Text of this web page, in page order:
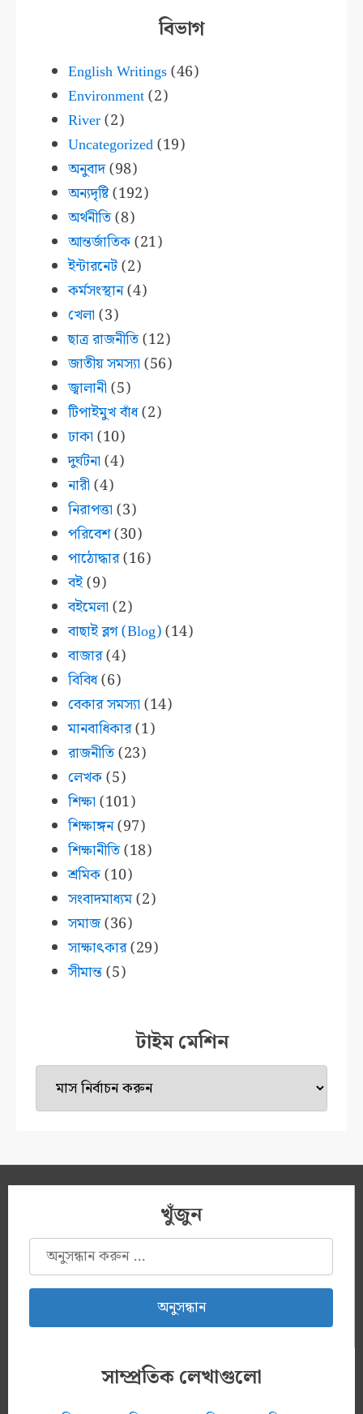
বিভাগ
English Writings(46)
Environment(2)
River(2)
Uncategorized(19)
অনুবাদ(98)
অন্যদৃষ্টি(192)
অর্থনীতি(8)
আন্তর্জাতিক(21)
ইন্টারনেট(2)
কর্মসংস্থান(4)
খেলা (3)
ছাত্র রাজনীতি(12)
জাতীয় সমস্যা (56)
জ্বালানী (5)
টিপাইমুখ বাঁধ(2)
ঢাকা (10)
দুর্ঘটনা (4)
নারী (4)
নিরাপত্তা (3)
পরিবেশ(30)
পাঠোদ্ধার(16)
বই(9)
বইমেলা (2)
বাছাই ব্লগ (Blog)(14)
বাজার(4)
বিবিধ(6)
বেকার সমস্যা (14)
মানবাধিকার(1)
রাজনীতি(23)
লেখক(5)
শিক্ষা (101)
শিক্ষাঙ্গন(97)
শিক্ষানীতি(18)
শ্রমিক(10)
সংবাদমাধ্যম(2)
সমাজ(36)
সাক্ষাৎকার(29)
সীমান্ত(5)
টাইম মেশিন
টাইম
মেশিন
খুঁজুন
অনুসন্ধানঃ
সাম্প্রতিক লেখাগুলো